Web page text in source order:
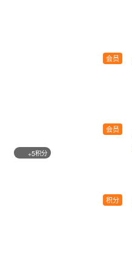
会员
会员
+5积分
积分